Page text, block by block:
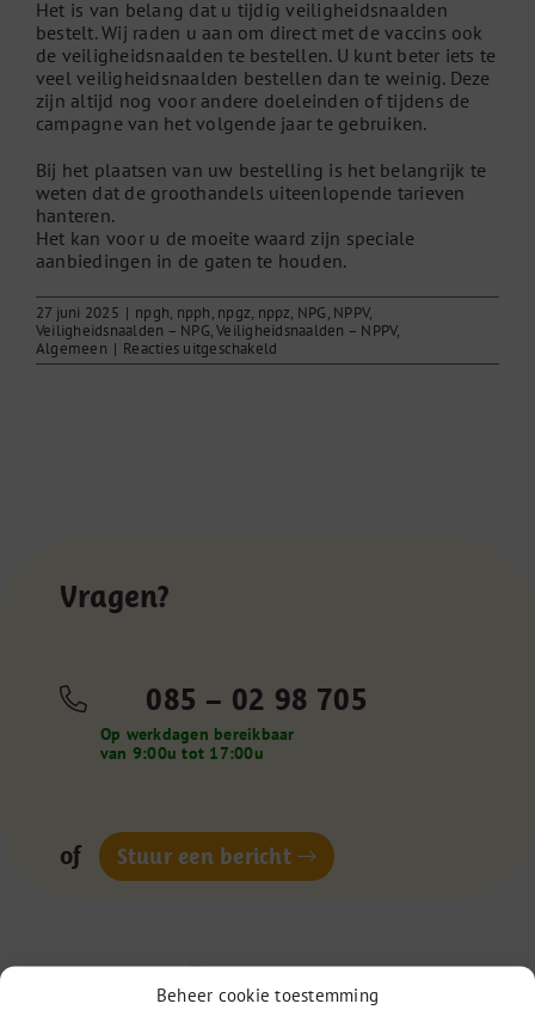
Beheer cookie toestemming
Het is van belang dat u tijdig veiligheidsnaalden
bestelt. Wij raden u aan om direct met de vaccins ook
de veiligheidsnaalden te bestellen. U kunt beter iets te
veel veiligheidsnaalden bestellen dan te weinig. Deze
zijn altijd nog voor andere doeleinden of tijdens de
campagne van het volgende jaar te gebruiken.
Bij het plaatsen van uw bestelling is het belangrijk te
weten dat de groothandels uiteenlopende tarieven
hanteren.
Het kan voor u de moeite waard zijn speciale
aanbiedingen in de gaten te houden.
27 juni 2025 | npgh, npph, npgz, nppz, NPG, NPPV,
Veiligheidsnaalden – NPG,Veiligheidsnaalden – NPPV,
Algemeen | Reacties uitgeschakeld
Bij
Vragen?
085 – 02 98 705
Op werkdagen bereikbaar
van 9:00u tot 17:00u
of Stuur een bericht